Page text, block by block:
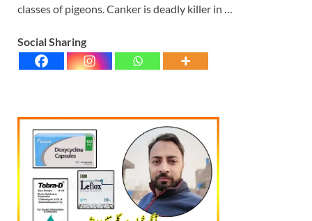
classes of pigeons. Canker is deadly killer in …
Social Sharing